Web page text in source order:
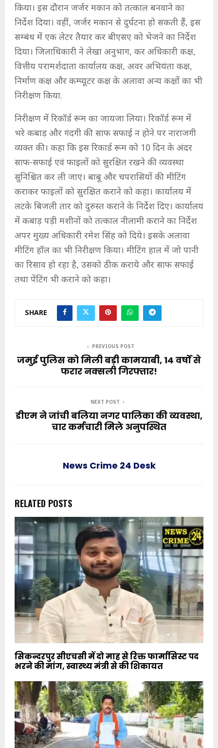
किया। इस दौरान जर्जर मकान को तत्काल बनवाने का
निर्देश दिया। वहीं, जर्जर मकान से दुर्घटना हो सकती हैं, इस
सम्बंध में एक लेटर तैयार कर बीएसए को भेजने का निर्देश
दिया। जिलाधिकारी ने लेखा अनुभाग, कर अधिकारी कक्ष,
वित्तीय परामर्शदाता कार्यालय कक्ष, अवर अभियंता कक्ष,
निर्माण कक्ष और कम्प्यूटर कक्ष के अलावा अन्य कक्षों का भी
निरीक्षण किया.
निरीक्षण में रिकॉर्ड रूम का जायजा लिया। रिकॉर्ड रूम में
भरे कबाड़ और गंदगी की साफ सफाई न होने पर नाराजगी
व्यक्त की। कहा कि इस रिकार्ड रूम को 10 दिन के अंदर
साफ-सफाई एवं फाइलों को सुरक्षित रखने की व्यवस्था
सुनिश्चित कर ली जाए। बाबू और चपरासियों की मीटिंग
कराकर फाइलों को सुरक्षित कराने को कहा। कार्यालय में
लटके बिजली तार को दुरुस्त कराने के निर्देश दिए। कार्यालय
में कबाड़ पड़ी मशीनों को तत्काल नीलामी कराने का निर्देश
अपर मुख्य अधिकारी रमेश सिंह को दिये। इसके अलावा
मीटिंग हॉल का भी निरीक्षण किया। मीटिंग हाल में जो पानी
का रिसाव हो रहा है, उसको ठीक कराये और साफ सफाई
तथा पेंटिंग भी कराने को कहा।
SHARE
PREVIOUS POST
जमुई पुलिस को मिली बड़ी कामयाबी, 14 वर्षों से
फरार नक्सली गिरफ्तार!
NEXT POST
डीएम ने जांची बलिया नगर पालिका की व्यवस्था,
चार कर्मचारी मिले अनुपस्थित
News Crime 24 Desk
RELATED POSTS
सिकन्दरपुर सीएचसी में दो माह से रिक्त फार्मासिस्ट पद
भरने की मांग, स्वास्थ्य मंत्री से की शिकायत